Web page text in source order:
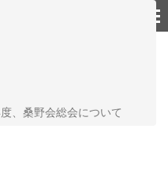
、桑野会総会について